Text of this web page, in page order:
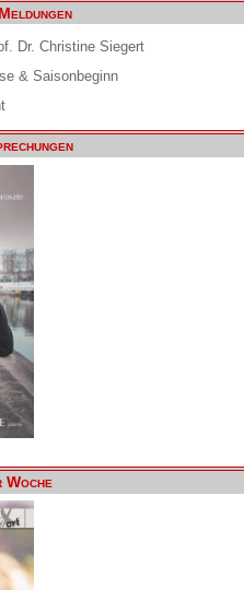
Dr. Christine Siegert
& Saisonbeginn
Woche